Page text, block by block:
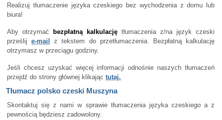
Realizuj tłumaczenie języka czeskiego bez wychodzenia z domu lub
biura!
Aby otrzymać bezpłatną kalkulację tłumaczenia z/na język czeski
prześlije-mail
z tekstem do przetłumaczenia. Bezpłatną kalkulację
otrzymasz w przeciągu godziny.
Jeśli chcesz uzyskać więcej informacji odnośnie naszych tłumaczeń
przejdź do strony głównej klikając tutaj.
Tłumacz polsko czeski Muszyna
Skontaktuj się z nami w sprawie tłumaczenia języka czeskiego a z
pewnością będziesz zadowolony.